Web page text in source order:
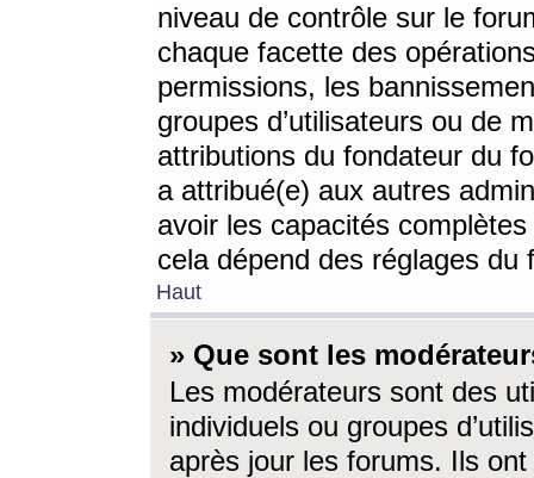
niveau de contrôle sur le
chaque facette des
permissions, les
groupes d’utilisateurs ou de
attributions du fondateur du
a attribué(e) aux autres
avoir les capacités
cela dépend des réglages du
Haut
» Que sont les
Les modérateurs sont des
individuels ou groupes
après jour les forums. Ils ont